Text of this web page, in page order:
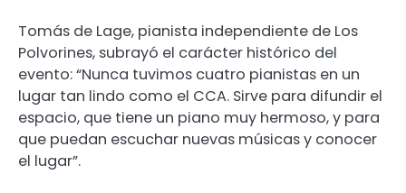
Tomás de Lage, pianista independiente de Los
Polvorines, subrayó el carácter histórico del
evento: “Nunca tuvimos cuatro pianistas en un
lugar tan lindo como el CCA. Sirve para difundir el
espacio, que tiene un piano muy hermoso, y para
que puedan escuchar nuevas músicas y conocer
el lugar”.